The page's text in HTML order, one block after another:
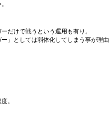
だけで戦うという運用も有り。
」としては弱体化してしまう事が理由
。